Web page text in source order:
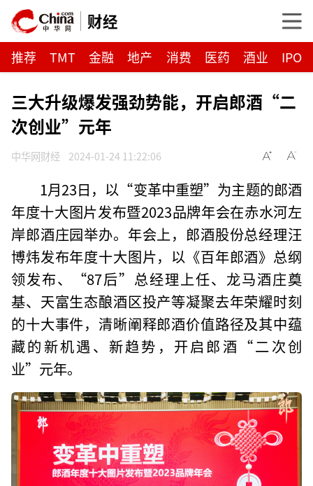
财经
推荐 TMT 金融 地产 消费 医药 酒业 IPO
三大升级爆发强劲势能，开启郎酒“二
次创业”元年
中华网财经 2024-01-24 11:22:06
1月23日，以“变革中重塑”为主题的郎酒
年度十大图片发布暨2023品牌年会在赤水河左
岸郎酒庄园举办。年会上，郎酒股份总经理汪
博炜发布年度十大图片，以《百年郎酒》总纲
领发布、“87后”总经理上任、龙马酒庄奠
基、天富生态酿酒区投产等凝聚去年荣耀时刻
的十大事件，清晰阐释郎酒价值路径及其中蕴
藏的新机遇、新趋势，开启郎酒“二次创
业”元年。